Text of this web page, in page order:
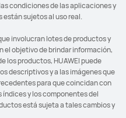
condiciones de las aplicaciones y
están sujetos al uso real.
involucran lotes de productos y
el objetivo de brindar información,
los productos, HUAWEI puede
descriptivos y a las imágenes que
para que coincidan con
y los componentes del
está sujeta a tales cambios y